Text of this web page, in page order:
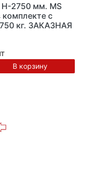
2750 мм. MS
комплекте с
кг. ЗАКАЗНАЯ
В корзину